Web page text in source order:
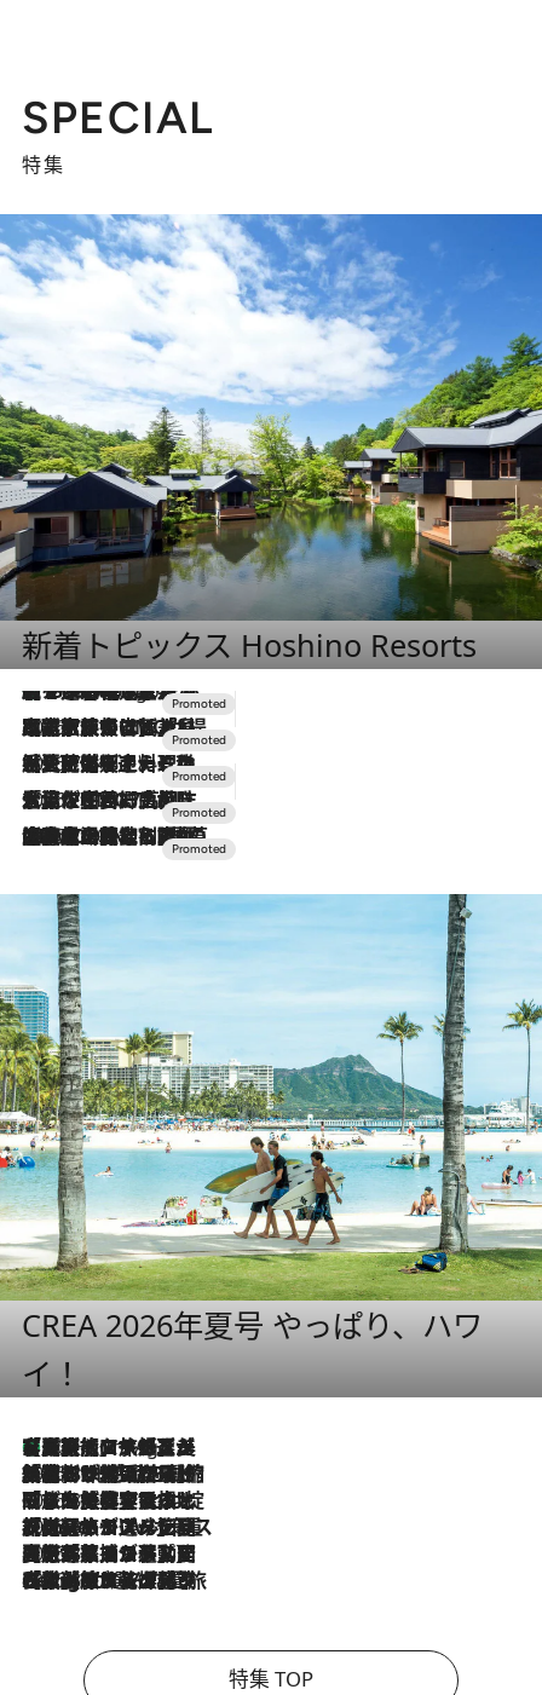
SPECIAL
特集
新着トピックス Hoshino Resorts
8 Hours Ago
【トンボの足水浴】ヒノキの香りに包まれて涼感マックス！約13℃の湧水かけ流しを避暑地「星野温泉 トンボの湯」で体験
2026.7.31
【ホテル帰省】という選択肢をOMOが提案。家族とほどよい距離を保つには「昼は実家、夜は気兼ねなくホテルで！」
2026.7.24
【夏限定ディナーコース】旬を迎える稚鮎や花ズッキーニなどをイタリア・トスカーナの郷土料理の手法で満喫！
2026.7.17
「土佐和ハーブかき氷」がOMO7高知に登場！生姜、山椒、大葉など目にも舌にも涼を呼ぶ郷土の味
2026.7.10
NEW OPEN！【界 草津】名湯の地に誕生。趣の異なる2種の温泉と上州ならではの会席・蕎麦割烹など美食を味わう究極の癒やし旅
CREA 2026年夏号 やっぱり、ハワ
イ！
10 Hours Ago
【厳選旅コスメ】「多機能アイテムがメイン！」旅好き美容エディターが選んだ夏旅ベストコスメを発表【Mサイズジップ】
2026.8.6
「荷物が増えるほど旅ストレスは増す」美容ジャーナリストがたどり着いた最終結論。“化粧品を劇的に減らす”感動の凝縮美容とは
2026.8.6
「旅先には金髪ウィッグを持参」日本と同じメイクでは損してる!? 美容ジャーナリストが提案する“掟破りの旅美容”とは
2026.8.6
【厳選旅コスメ】「身軽さ＆UV対策重視！」ヘアアーティストshucoが選んだ夏旅ベストコスメを発表【Mサイズジップ】
2026.8.5
【厳選旅コスメ】国内をあちこち移動する河井菜摘が選んだ夏旅ベストコスメ発表！「リラックスアイテムはマスト」【Mサイズジップ】
2026.8.4
【厳選旅コスメ】「紫外線＆乾燥対策しながらメイク感も！」ヘア＆メイクGeorgeが選んだ夏旅ベストコスメを発表！【Mサイズジップ】
特集 TOP